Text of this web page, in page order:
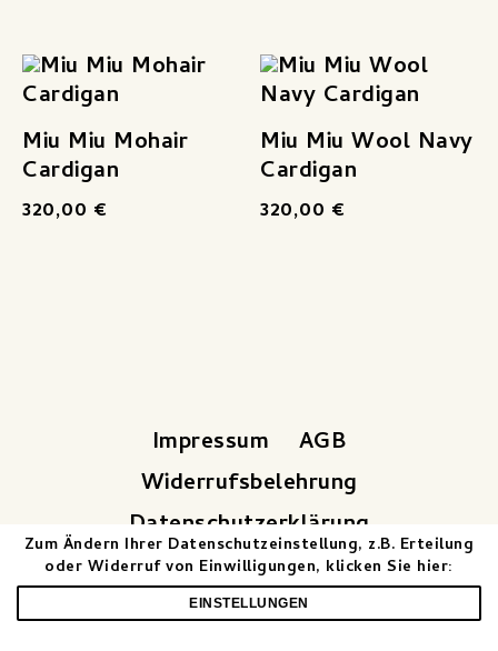
Miu Miu Mohair
Cardigan
320,00 €
Miu Miu Wool Navy
Cardigan
320,00 €
Impressum
AGB
Widerrufsbelehrung
Datenschutzerklärung
Vertrag widerrufen
Zum Ändern Ihrer Datenschutzeinstellung, z.B. Erteilung
oder Widerruf von Einwilligungen, klicken Sie hier:
EINSTELLUNGEN